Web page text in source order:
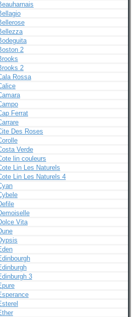
2
2
Rossa
Ferrat
Des Roses
Verde
lin couleurs
Lin Les Naturels
Lin Les Naturels 4
Vita
3